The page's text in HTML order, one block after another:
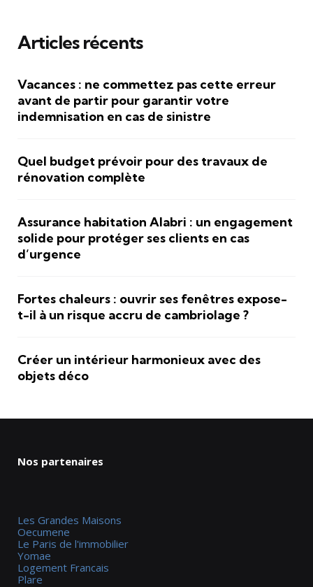
Articles récents
Vacances : ne commettez pas cette erreur
avant de partir pour garantir votre
indemnisation en cas de sinistre
Quel budget prévoir pour des travaux de
rénovation complète
Assurance habitation Alabri : un engagement
solide pour protéger ses clients en cas
d’urgence
Fortes chaleurs : ouvrir ses fenêtres expose-
t-il à un risque accru de cambriolage ?
Créer un intérieur harmonieux avec des
objets déco
Nos partenaires
Les Grandes Maisons
Oecumene
Le Paris de l'immobilier
Yomae
Logement Francais
Plare